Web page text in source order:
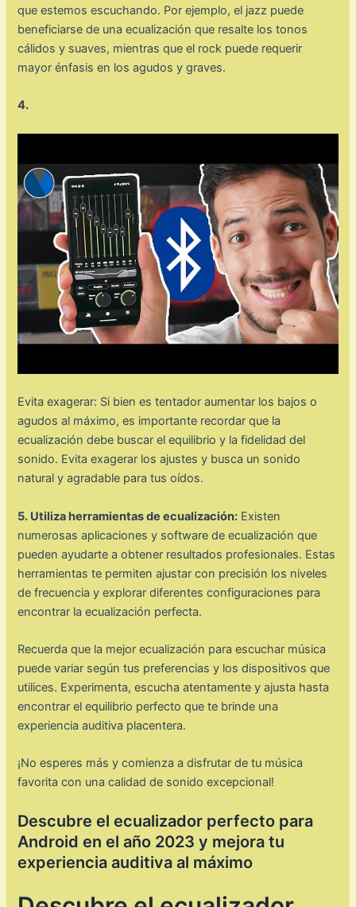
que estemos escuchando. Por ejemplo, el jazz puede
beneficiarse de una ecualización que resalte los tonos
cálidos y suaves, mientras que el rock puede requerir
mayor énfasis en los agudos y graves.
4.
Evita exagerar: Si bien es tentador aumentar los bajos o
agudos al máximo, es importante recordar que la
ecualización debe buscar el equilibrio y la fidelidad del
sonido. Evita exagerar los ajustes y busca un sonido
natural y agradable para tus oídos.
5. Utiliza herramientas de ecualización: Existen
numerosas aplicaciones y software de ecualización que
pueden ayudarte a obtener resultados profesionales. Estas
herramientas te permiten ajustar con precisión los niveles
de frecuencia y explorar diferentes configuraciones para
encontrar la ecualización perfecta.
Recuerda que la mejor ecualización para escuchar música
puede variar según tus preferencias y los dispositivos que
utilices. Experimenta, escucha atentamente y ajusta hasta
encontrar el equilibrio perfecto que te brinde una
experiencia auditiva placentera.
¡No esperes más y comienza a disfrutar de tu música
favorita con una calidad de sonido excepcional!
Descubre el ecualizador perfecto para
Android en el año 2023 y mejora tu
experiencia auditiva al máximo